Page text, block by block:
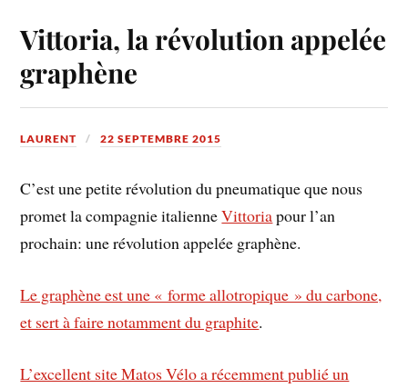
Vittoria, la révolution appelée
graphène
LAURENT 22 SEPTEMBRE 2015
C’est une petite révolution du pneumatique que nous
promet la compagnie italienneVittoriapour l’an
prochain: une révolution appelée graphène.
Le graphène est une « forme allotropique » du carbone,
et sert à faire notamment du graphite.
L’excellent site Matos Vélo a récemment publié un